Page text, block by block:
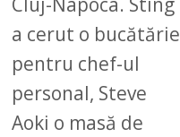
a cerut o bucătărie
pentru chef-ul
personal, Steve
Aoki o masă de